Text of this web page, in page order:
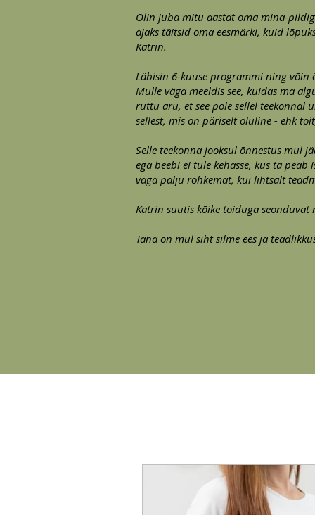
Olin juba mitu aastat oma mina-
ajaks täitsid oma eesmärki, kuid
Katrin.
Läbisin 6-kuuse programmi ning võin
Mulle väga meeldis see, kuidas ma
ruttu aru, et see pole sellel teekonnal
sellest, mis on päriselt oluline - ehk
Selle teekonna jooksul õnnestus mul
ega beebi ei tule kehasse, kus ta
väga palju rohkemat, kui lihtsalt
Katrin suutis kõike toiduga
Täna on mul siht silme ees ja